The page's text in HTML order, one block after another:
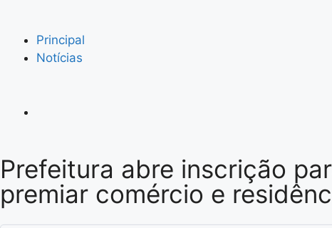
Principal
Notícias
Prefeitura abre inscrição
premiar comércio e